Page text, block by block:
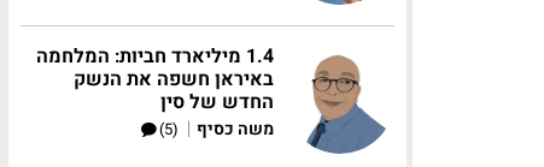
1.4 מיליארד חביות: המלחמה
באיראן חשפה את הנשק
החדש של סין
משה כסיף |
(5)